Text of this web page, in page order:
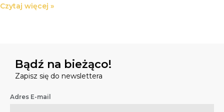
Czytaj więcej »
Bądź na bieżąco!
Zapisz się do newslettera
Adres E-mail